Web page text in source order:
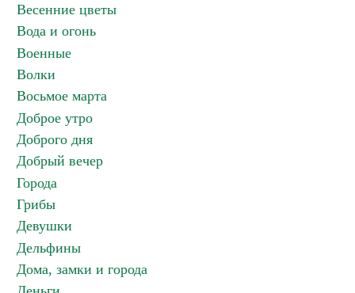
Весенние цветы
Вода и огонь
Военные
Волки
Восьмое марта
Доброе утро
Доброго дня
Добрый вечер
Города
Грибы
Девушки
Дельфины
Дома, замки и города